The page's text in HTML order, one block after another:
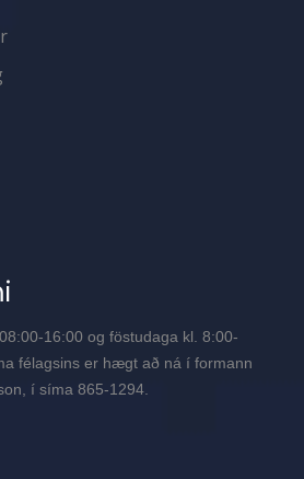
16:00 og föstudaga kl. 8:00-
félagsins er hægt að ná í formann
í síma 865-1294.